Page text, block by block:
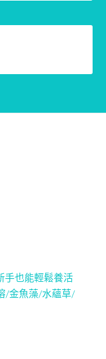
手也能輕鬆養活
/金魚藻/水蘊草/